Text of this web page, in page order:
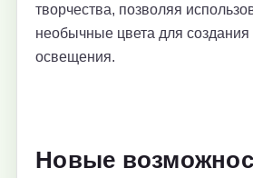
творчества, позволяя
необычные цвета для создания
освещения.
Новые